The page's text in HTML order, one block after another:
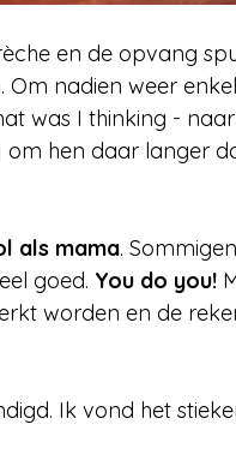
en de opvang
nadien weer
was I thinking -
hen daar langer
als mama.
goed. You do you!
worden en de
Ik vond het